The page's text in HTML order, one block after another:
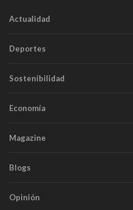
Actualidad
Deportes
Sostenibilidad
Economía
Magazine
Blogs
Opinión